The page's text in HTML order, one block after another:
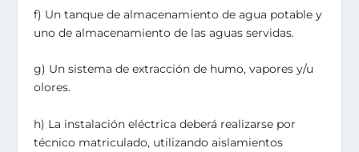
f) Un tanque de almacenamiento de agua potable y
uno de almacenamiento de las aguas servidas.
g) Un sistema de extracción de humo, vapores y/u
olores.
h) La instalación eléctrica deberá realizarse por
técnico matriculado, utilizando aislamientos